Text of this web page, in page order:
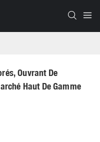
Ouvrant De
Haut De Gamme